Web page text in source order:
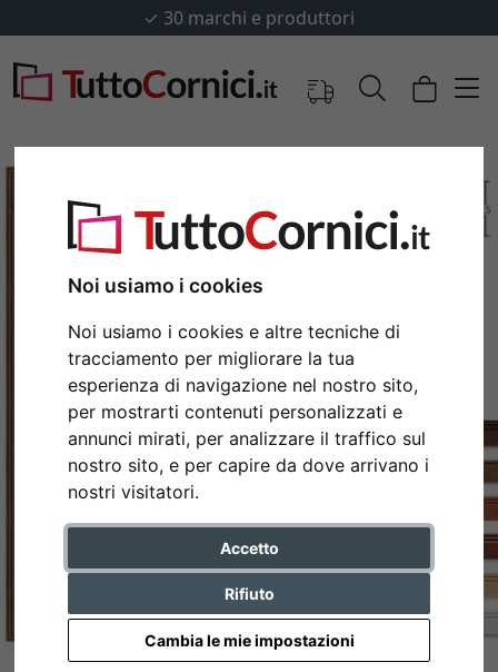
Noi usiamo i cookies
Noi usiamo i cookies e altre tecniche di
tracciamento per migliorare la tua
esperienza di navigazione nel nostro sito,
per mostrarti contenuti personalizzati e
annunci mirati, per analizzare il traffico sul
nostro sito, e per capire da dove arrivano i
nostri visitatori.
Accetto
Rifiuto
Cambia le mie impostazioni
✓ 30 marchi e produttori
Indietro